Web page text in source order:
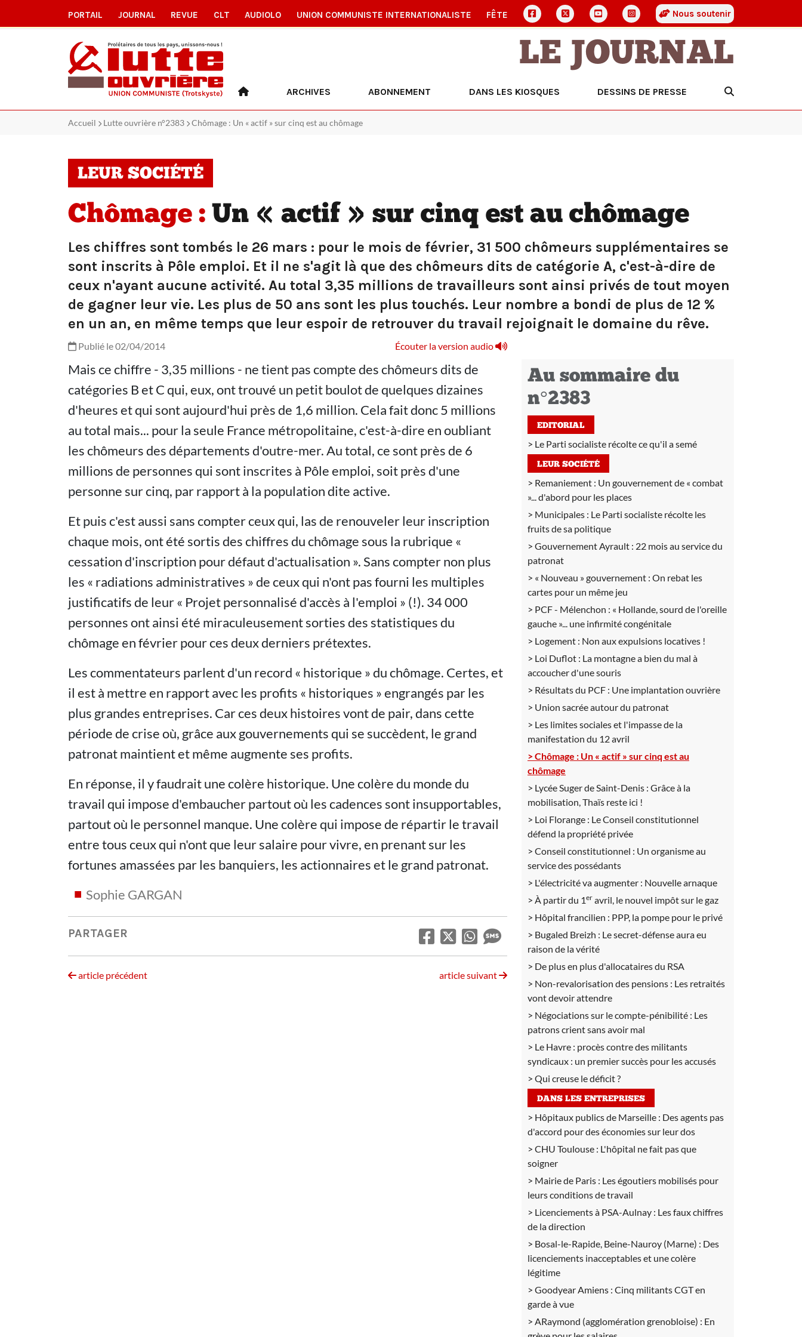
PORTAIL JOURNAL REVUE CLT AUDIOLO UNION COMMUNISTE INTERNATIONALISTE FÊTE Nous soutenir
LE JOURNAL
ARCHIVES ABONNEMENT DANS LES KIOSQUES DESSINS DE PRESSE
Accueil Lutte ouvrière n°2383 Chômage : Un « actif » sur cinq est au chômage
LEUR SOCIÉTÉ
Chômage : Un « actif » sur cinq est au chômage
Les chiffres sont tombés le 26 mars : pour le mois de février, 31 500 chômeurs supplémentaires se
sont inscrits à Pôle emploi. Et il ne s'agit là que des chômeurs dits de catégorie A, c'est-à-dire de
ceux n'ayant aucune activité. Au total 3,35 millions de travailleurs sont ainsi privés de tout moyen
de gagner leur vie. Les plus de 50 ans sont les plus touchés. Leur nombre a bondi de plus de 12 %
en un an, en même temps que leur espoir de retrouver du travail rejoignait le domaine du rêve.
Publié le 02/04/2014 Écouter la version audio
Mais ce chiffre - 3,35 millions - ne tient pas compte des chômeurs dits de
catégories B et C qui, eux, ont trouvé un petit boulot de quelques dizaines
d'heures et qui sont aujourd'hui près de 1,6 million. Cela fait donc 5 millions
au total mais... pour la seule France métropolitaine, c'est-à-dire en oubliant
les chômeurs des départements d'outre-mer. Au total, ce sont près de 6
millions de personnes qui sont inscrites à Pôle emploi, soit près d'une
personne sur cinq, par rapport à la population dite active.
Et puis c'est aussi sans compter ceux qui, las de renouveler leur inscription
chaque mois, ont été sortis des chiffres du chômage sous la rubrique «
cessation d'inscription pour défaut d'actualisation ». Sans compter non plus
les « radiations administratives » de ceux qui n'ont pas fourni les multiples
justificatifs de leur « Projet personnalisé d'accès à l'emploi » (!). 34 000
personnes ont ainsi été miraculeusement sorties des statistiques du
chômage en février pour ces deux derniers prétextes.
Les commentateurs parlent d'un record « historique » du chômage. Certes, et
il est à mettre en rapport avec les profits « historiques » engrangés par les
plus grandes entreprises. Car ces deux histoires vont de pair, dans cette
période de crise où, grâce aux gouvernements qui se succèdent, le grand
patronat maintient et même augmente ses profits.
En réponse, il y faudrait une colère historique. Une colère du monde du
travail qui impose d'embaucher partout où les cadences sont insupportables,
partout où le personnel manque. Une colère qui impose de répartir le travail
entre tous ceux qui n'ont que leur salaire pour vivre, en prenant sur les
fortunes amassées par les banquiers, les actionnaires et le grand patronat.
Sophie GARGAN
PARTAGER
article précédent article suivant
Au sommaire du
n°2383
EDITORIAL
Le Parti socialiste récolte ce qu'il a semé
LEUR SOCIÉTÉ
Remaniement : Un gouvernement de « combat
»... d'abord pour les places
Municipales : Le Parti socialiste récolte les
fruits de sa politique
Gouvernement Ayrault : 22 mois au service du
patronat
« Nouveau » gouvernement : On rebat les
cartes pour un même jeu
PCF - Mélenchon : « Hollande, sourd de l'oreille
gauche »... une infirmité congénitale
Logement : Non aux expulsions locatives !
Loi Duflot : La montagne a bien du mal à
accoucher d'une souris
Résultats du PCF : Une implantation ouvrière
Union sacrée autour du patronat
Les limites sociales et l'impasse de la
manifestation du 12 avril
Chômage : Un « actif » sur cinq est au
chômage
Lycée Suger de Saint-Denis : Grâce à la
mobilisation, Thaïs reste ici !
Loi Florange : Le Conseil constitutionnel
défend la propriété privée
Conseil constitutionnel : Un organisme au
service des possédants
L'électricité va augmenter : Nouvelle arnaque
À partir du 1er avril, le nouvel impôt sur le gaz
Hôpital francilien : PPP, la pompe pour le privé
Bugaled Breizh : Le secret-défense aura eu
raison de la vérité
De plus en plus d'allocataires du RSA
Non-revalorisation des pensions : Les retraités
vont devoir attendre
Négociations sur le compte-pénibilité : Les
patrons crient sans avoir mal
Le Havre : procès contre des militants
syndicaux : un premier succès pour les accusés
Qui creuse le déficit ?
DANS LES ENTREPRISES
Hôpitaux publics de Marseille : Des agents pas
d'accord pour des économies sur leur dos
CHU Toulouse : L'hôpital ne fait pas que
soigner
Mairie de Paris : Les égoutiers mobilisés pour
leurs conditions de travail
Licenciements à PSA-Aulnay : Les faux chiffres
de la direction
Bosal-le-Rapide, Beine-Nauroy (Marne) : Des
licenciements inacceptables et une colère
légitime
Goodyear Amiens : Cinq militants CGT en
garde à vue
ARaymond (agglomération grenobloise) : En